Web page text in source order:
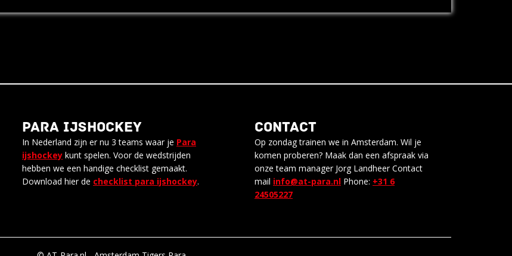
PARA IJSHOCKEY
In Nederland zijn er nu 3 teams waar je Para
ijshockey kunt spelen. Voor de wedstrijden
hebben we een handige checklist gemaakt.
Download hier de checklist para ijshockey.
CONTACT
Op zondag trainen we in Amsterdam. Wil je
komen proberen? Maak dan een afspraak via
onze team manager Jorg Landheer Contact
mail info@at-para.nl Phone: +31 6
24505227